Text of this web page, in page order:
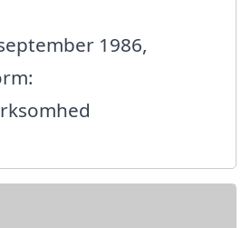
1986,